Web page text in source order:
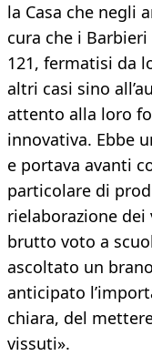
la Casa che negli
cura che i
121, fermatisi da
altri casi sino
attento alla loro
innovativa. Ebbe
e portava avanti
particolare di
rielaborazione dei
brutto voto a
ascoltato un
anticipato
chiara, del
vissuti».